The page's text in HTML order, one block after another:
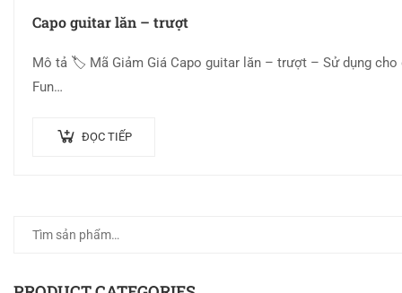
Capo guitar lăn – trượt
Mô tả 🏷 Mã Giảm Giá Capo guitar lăn – trượt – Sử dụng
Fun…
ĐỌC TIẾP